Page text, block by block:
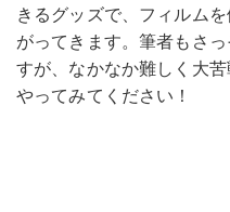
きるグッズで、フィルム
がってきます。筆者もさ
すが、なかなか難しく大
やってみてください！